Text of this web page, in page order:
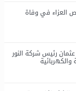
العزاء في وفاة
عثمان رئيس شركة النور
والكهربائية